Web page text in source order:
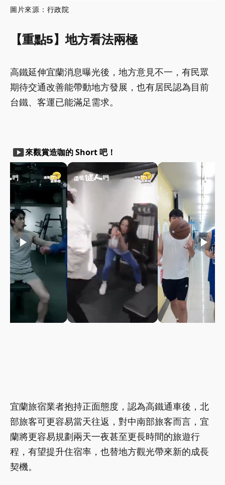
圖片來源： 行政院
【重點5】地方看法兩極
高鐵延伸宜蘭消息曝光後，地方意見不一，有民眾
期待交通改善能帶動地方發展，也有居民認為目前
台鐵、客運已能滿足需求。
smart_display來觀賞造咖的 Short 吧！
play_arrow play_arrow play_arrow
宜蘭旅宿業者抱持正面態度，認為高鐵通車後，北
部旅客可更容易當天往返，對中南部旅客而言，宜
蘭將更容易規劃兩天一夜甚至更長時間的旅遊行
程，有望提升住宿率，也替地方觀光帶來新的成長
契機。